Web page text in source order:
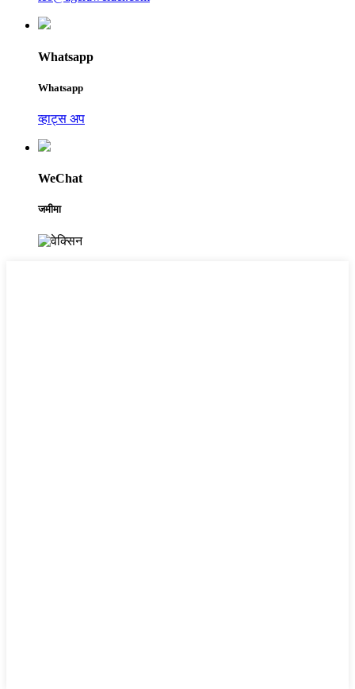
Whatsapp
Whatsapp
व्हाट्स अप
WeChat
जमीमा